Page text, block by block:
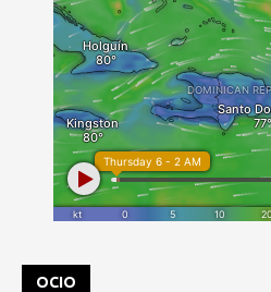
OCIO